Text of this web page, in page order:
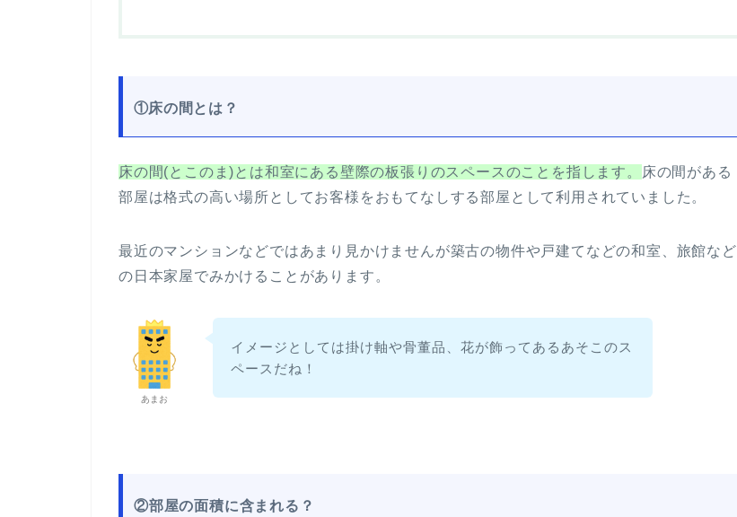
①床の間とは？
床の間(とこのま)とは和室にある壁際の板張りのスペースのことを指します。
床の間がある
部屋は格式の高い場所としてお客様をおもてなしする部屋として利用されていました。
最近のマンションなどではあまり見かけませんが築古の物件や戸建てなどの和室、旅館など
の日本家屋でみかけることがあります。
あまお
イメージとしては掛け軸や骨董品、花が飾ってあるあそこのス
ペースだね！
②部屋の面積に含まれる？